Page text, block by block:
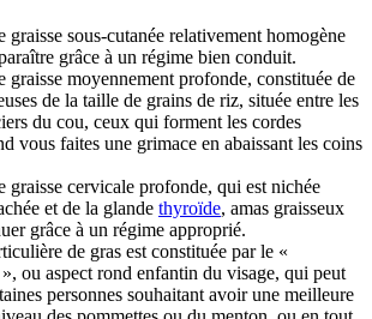
graisse sous-cutanée relativement homogène
grâce à un régime bien conduit.
graisse moyennement profonde, constituée de
de la taille de grains de riz, située entre les
du cou, ceux qui forment les cordes
vous faites une grimace en abaissant les coins
graisse cervicale profonde, qui est nichée
et de la glande thyroïde, amas graisseux
grâce à un régime approprié.
de gras est constituée par le «
ou aspect rond enfantin du visage, qui peut
personnes souhaitant avoir une meilleure